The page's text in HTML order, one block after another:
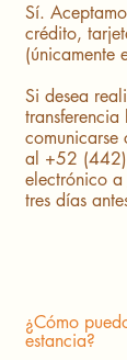
Sí.
crédito,
(únicamente
Si desea
comunicarse
al +52
electrónico a
tres días
¿Cómo
estancia?